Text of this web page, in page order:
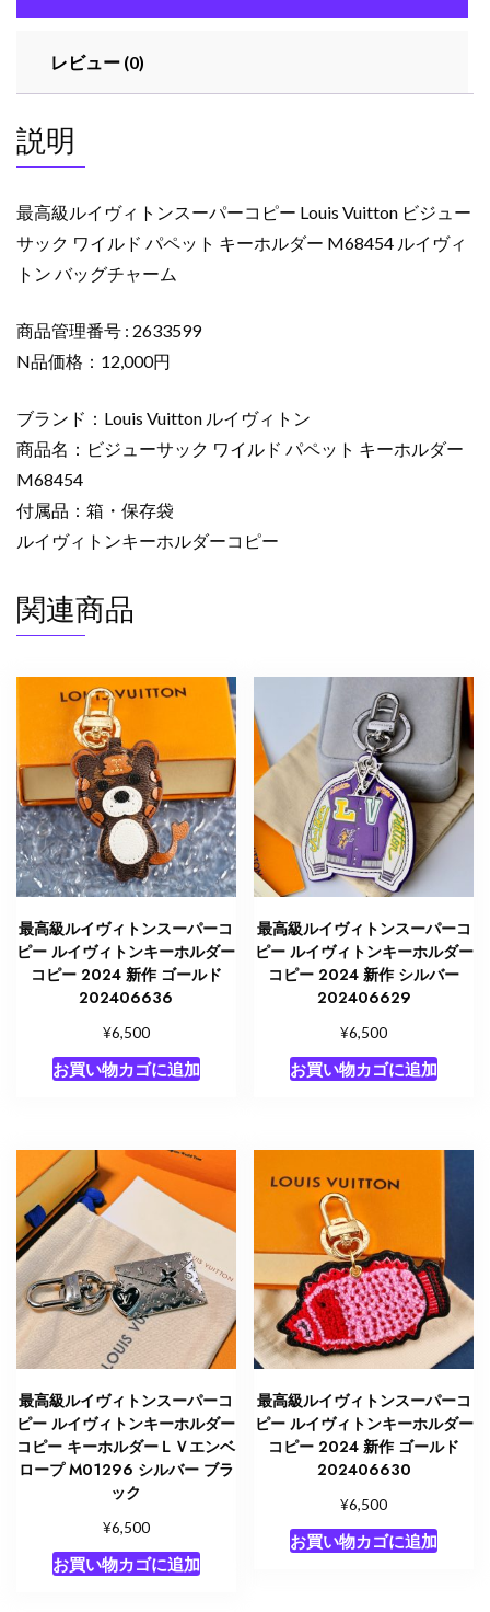
ー
コ
ー
Louis
ビ
ジ
ュ
サ
ッ
ワ
ル
ド
パ
ペ
ト
キ
ー
M68454
ル
イ
ヴ
ィ
ン
バ
レビュー (0)
説明
最高級ルイヴィトンスーパーコピー Louis Vuitton ビジュー
サック ワイルド パペット キーホルダー M68454 ルイヴィ
トン バッグチャーム
商品管理番号 : 2633599
N品価格：12,000円
ブランド：Louis Vuitton ルイヴィトン
商品名：ビジューサック ワイルド パペット キーホルダー
M68454
付属品：箱・保存袋
ルイヴィトンキーホルダーコピー
関連商品
最高級ルイヴィトンスーパーコ
ピー ルイヴィトンキーホルダー
コピー 2024 新作 ゴールド
202406636
¥6,500
お買い物カゴに追加
最高級ルイヴィトンスーパーコ
ピー ルイヴィトンキーホルダー
コピー 2024 新作 シルバー
202406629
¥6,500
お買い物カゴに追加
最高級ルイヴィトンスーパーコ
ピー ルイヴィトンキーホルダー
コピー キーホルダーＬＶエンベ
ロープ M01296 シルバー ブラ
ック
¥6,500
お買い物カゴに追加
最高級ルイヴィトンスーパーコ
ピー ルイヴィトンキーホルダー
コピー 2024 新作 ゴールド
202406630
¥6,500
お買い物カゴに追加